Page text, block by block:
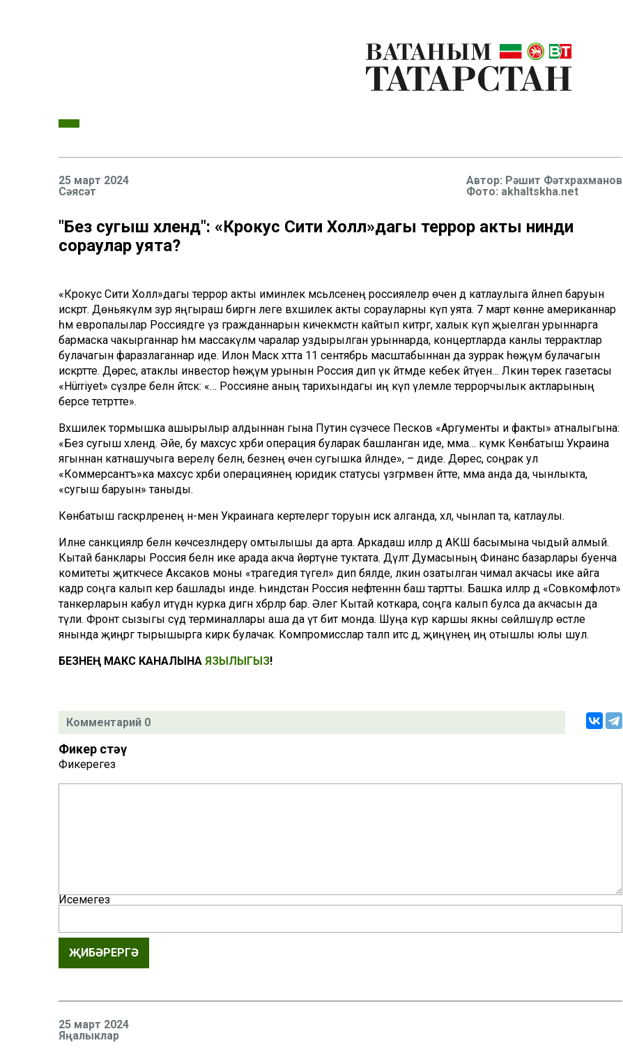
25 март 2024
Сәясәт
Рәшит Фәтхрахманов
Фото: akhaltskha.net
"Без сугыш хәлендә": «Крокус Сити Холл»дагы террор акты нинди
сораулар уята?
«Крокус Сити Холл»дагы террор акты иминлек мәсьәләсенең россиялеләр өчен дә катлаулыга әйләнеп баруын
искәртә. Дөньякүләм зур яңгыраш биргән әлеге вәхшилек акты сорауларны күп уята. 7 март көнне американнар
һәм европалылар Россиядәге үз гражданнарын кичекмәстән кайтып китәргә, халык күп җыелган урыннарга
бармаска чакырганнар һәм массакүләм чаралар уздырылган урыннарда, концертларда канлы террактлар
булачагын фаразлаганнар иде. Илон Маск хәтта 11 сентябрь масштабыннан да зуррак һөҗүм булачагын
искәртте. Дөрес, атаклы инвестор һөҗүм урынын Россия дип үк әйтмәде кебек әйтүен… Ләкин төрек газетасы
«Hürriyet» сүзләре белән әйтсәк: «… Россияне аның тарихындагы иң күп үлемле террорчылык актларының
берсе тетрәтте».
Вәхшилек тормышка ашырылыр алдыннан гына Путин сүзчесе Песков «Аргументы и факты» атналыгына:
«Без сугыш хәлендә. Әйе, бу махсус хәрби операция буларак башланган иде, әмма… күмәк Көнбатыш Украина
ягыннан катнашучыга әверелү белән, безнең өчен сугышка әйләнде», – диде. Дөрес, соңрак ул
«Коммерсантъ»ка махсус хәрби операциянең юридик статусы үзгәрмәвен әйтте, әмма анда да, чынлыкта,
«сугыш баруын» таныды.
Көнбатыш гаскәрләренең әнә-менә Украинага кертелергә торуын искә алганда, хәл, чынлап та, катлаулы.
Илне санкцияләр белән көчсезләндерү омтылышы да арта. Аркадаш илләр дә АКШ басымына чыдый алмый.
Кытай банклары Россия белән ике арада акча йөртүне туктата. Дәүләт Думасының Финанс базарлары буенча
комитеты җитәкчесе Аксаков моны «трагедия түгел» дип бәяләде, ләкин озатылган чимал акчасы ике айга
кадәр соңга калып керә башлады инде. Һиндстан Россия нефтеннән баш тартты. Башка илләр дә «Совкомфлот»
танкерларын кабул итүдән курка дигән хәбәрләр бар. Әлегә Кытай коткара, соңга калып булса да акчасын да
түли. Фронт сызыгы сәүдә терминаллары аша да үтә бит монда. Шуңа күрә каршы якны сөйләшүләр өстәле
янында җиңәргә тырышырга кирәк булачак. Компромисслар таләп итсә дә, җиңүнең иң отышлы юлы шул.
БЕЗНЕҢ МАКС КАНАЛЫНА ЯЗЫЛЫГЫЗ!
Комментарий 0
Фикер өстәү
Фикерегез
Исемегез
ҖИБӘРЕРГӘ
25 март 2024
Яңалыклар